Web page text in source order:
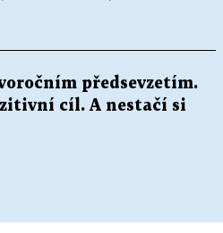
předsevzetím.
cíl. A nestačí si